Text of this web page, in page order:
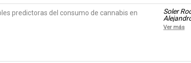
predictoras del consumo de cannabis en
Soler
Ver más